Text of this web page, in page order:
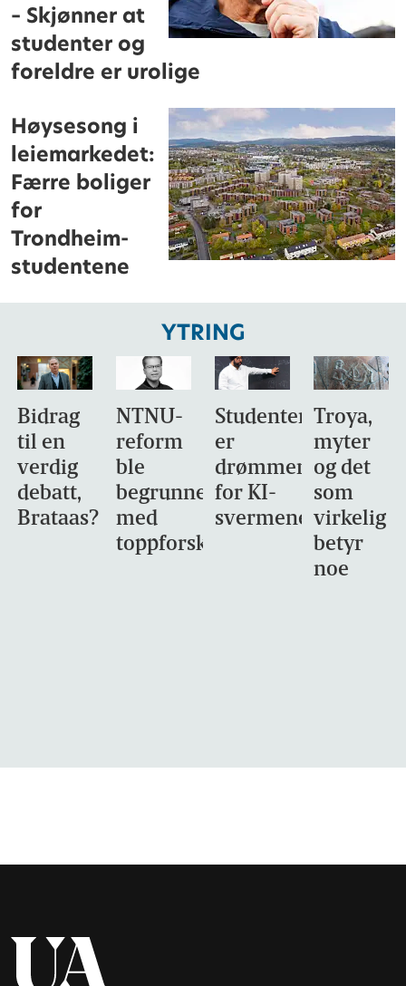
– Skjønner at
studenter og
foreldre er urolige
Høysesong i
leiemarkedet:
Færre boliger
for
Trondheim-
studentene
YTRING
Bidrag
til en
verdig
debatt,
Brataas?
NTNU-
reform
ble
begrunnet
med
toppforskning
Studentene
er
drømmemålet
for KI-
svermene
Troya,
myter
og det
som
virkelig
betyr
noe